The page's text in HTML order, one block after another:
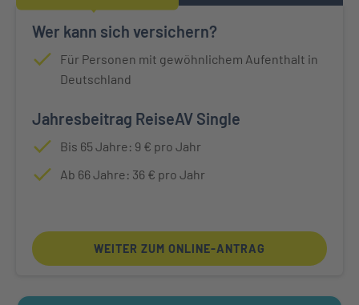
Wer kann sich versichern?
Für Personen mit gewöhnlichem Aufenthalt in
Deutschland
Jahresbeitrag ReiseAV Single
Bis 65 Jahre: 9 € pro Jahr
Ab 66 Jahre: 36 € pro Jahr
WEITER ZUM ONLINE-ANTRAG